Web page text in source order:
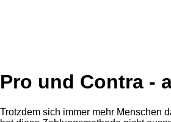
Pro und Contra -
Trotzdem sich immer mehr Menschen